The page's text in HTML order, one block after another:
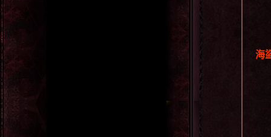
海